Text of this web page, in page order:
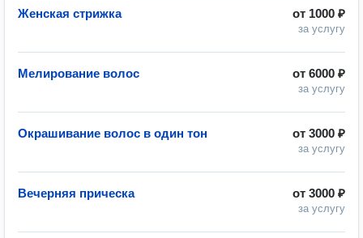
от 1000 ₽
за услугу
Женская стрижка
от 6000 ₽
за услугу
Мелирование волос
от 3000 ₽
за услугу
Окрашивание волос в один тон
от 3000 ₽
за услугу
Вечерняя прическа